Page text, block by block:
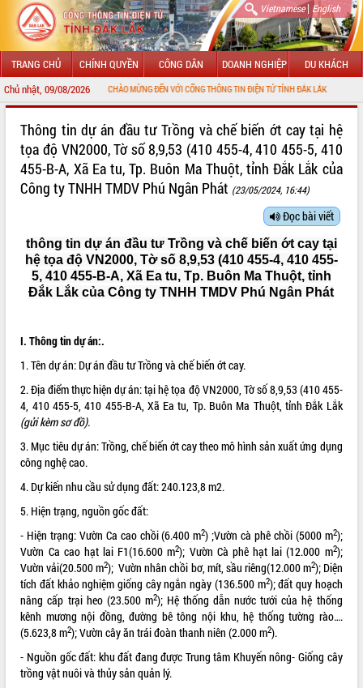
Vietnamese| English
TRANG CHỦ CHÍNH QUYỀN CÔNG DÂN DOANH NGHIỆP DU KHÁCH
Chủ nhật, 09/08/2026CHÀO MỪNG ĐẾN VỚI CỔNG THÔNG TIN ĐIỆN TỬ TỈNH ĐẮK LẮK
LÃNH ĐẠO UBND TỈNH
TIN TỨC SỰ KIỆN
UBND CÁC XÃ, PHƯỜNG
THÔNG TIN CHỈ ĐẠO ĐIỀU HÀNH
VĂN BẢN HĐND TỈNH
ĐIỂM TIN VĂN BẢN
QUY HOẠCH - KẾ HOẠCH
Thông tin dự án đầu tư Trồng và chế biến ớt cay tại hệ
tọa độ VN2000, Tờ số 8,9,53 (410 455-4, 410 455-5, 410
455-B-A, Xã Ea tu, Tp. Buôn Ma Thuột, tỉnh Đắk Lắk của
Công ty TNHH TMDV Phú Ngân Phát (23/05/2024, 16:44)
Đọc bài viết
thông tin dự án đầu tư Trồng và chế biến ớt cay tại
hệ tọa độ VN2000, Tờ số 8,9,53 (410 455-4, 410 455-
5, 410 455-B-A, Xã Ea tu, Tp. Buôn Ma Thuột, tỉnh
Đắk Lắk của Công ty TNHH TMDV Phú Ngân Phát
I. Thông tin dự án:.
1. Tên dự án: Dự án đầu tư Trồng và chế biến ớt cay.
2. Địa điểm thực hiện dự án: tại hệ tọa độ VN2000, Tờ số 8,9,53 (410 455-
4, 410 455-5, 410 455-B-A, Xã Ea tu, Tp. Buôn Ma Thuột, tỉnh Đắk Lắk
(gửi kèm sơ đồ).
3. Mục tiêu dự án: Trồng, chế biến ớt cay theo mô hình sản xuất ứng dụng
công nghệ cao.
4. Dự kiến nhu cầu sử dụng đất: 240.123,8 m2.
5. Hiện trạng, nguồn gốc đất:
- Hiện trạng: Vườn Ca cao chồi (6.400 m2) ;Vườn cà phê chồi (5000 m2);
Vườn Ca cao hạt lai F1(16.600 m2); Vườn Cà phê hạt lai (12.000 m2);
Vườn vải(20.500 m2); Vườn nhân chồi bơ, mít, sầu riêng(12.000 m2); Diện
tích đất khảo nghiệm giống cây ngắn ngày (136.500 m2); đất quy hoạch
nâng cấp trại heo (23.500 m2); Hệ thống dẫn nước tưới của hệ thống
kênh mương nội đồng, đường bê tông nội khu, hệ thống tường rào….
(5.623,8 m2); Vườn cây ăn trái đoàn thanh niên (2.000 m2).
- Nguồn gốc đất: khu đất đang được Trung tâm Khuyến nông- Giống cây
trồng vật nuôi và thủy sản quản lý.